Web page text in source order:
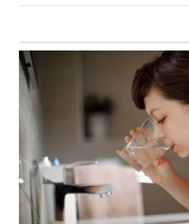
WN
KALTIM
WN
GORONTALO